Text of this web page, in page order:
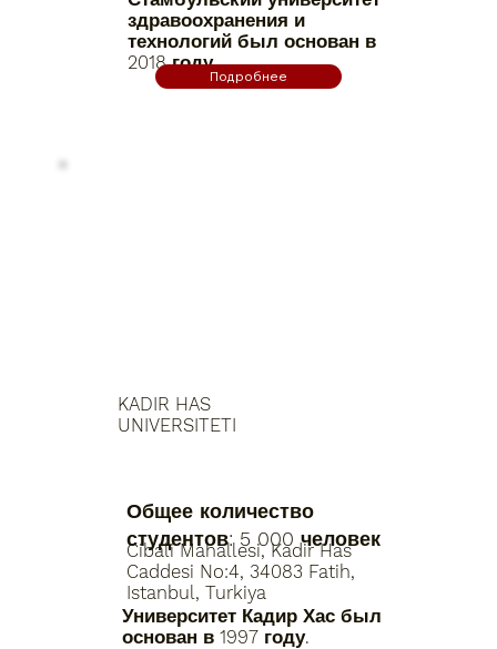
Общее количество
студентов: 5 000 человек
Cibali Mahallesi, Kadir Has
Caddesi No:4, 34083 Fatih,
Istanbul, Turkiya
Университет Кадир Хас был
основан в 1997 году.
KADIR HAS
UNIVERSITETI
здравоохранения и
технологий был основан в
2018 году.
Подробнее